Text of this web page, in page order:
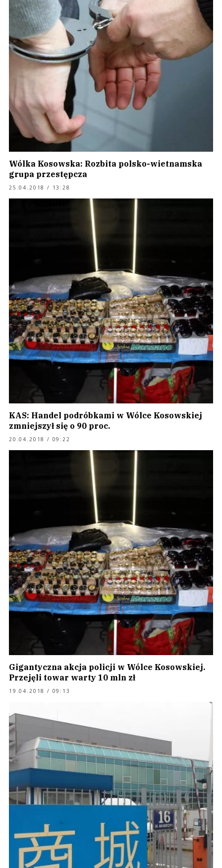
Wólka Kosowska: Rozbita polsko-wietnamska
grupa przestępcza
25.04.2018 / 13:28
KAS: Handel podróbkami w Wólce Kosowskiej
zmniejszył się o 90 proc.
20.04.2018 / 09:22
Gigantyczna akcja policji w Wólce Kosowskiej.
Przejęli towar warty 10 mln zł
19.04.2018 / 09:13